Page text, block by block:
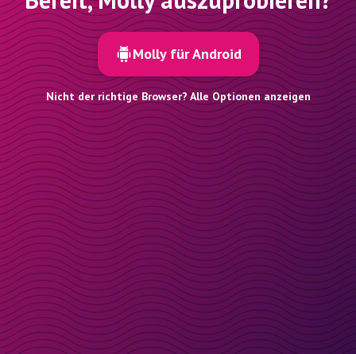
Molly für Android
Nicht der richtige Browser? Alle Optionen anzeigen